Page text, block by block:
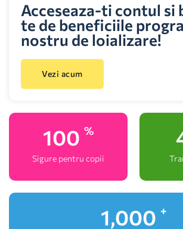
Acceseaza-ti contul si
te de beneficiile
nostru de loializare!
Vezi acum
100 %
Sigure pentru copii
1,000 +